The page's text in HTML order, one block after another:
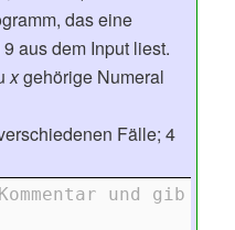
das eine
aus dem Input liest.
xgehörige Numeral
Fälle; 4
und gib